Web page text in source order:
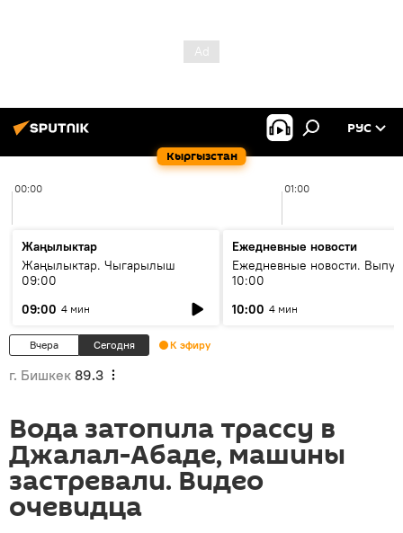
Кыргызстан
РУС
00:00 01:00
Жаңылыктар
Жаңылыктар. Чыгарылыш
09:00
09:00 4 мин
Ежедневные новости
Ежедневные новости.
10:00
10:00 4 мин
Вчера Сегодня К эфиру
г. Бишкек 89.3
Вода затопила трассу в
Джалал-Абаде, машины
застревали. Видео
очевидца